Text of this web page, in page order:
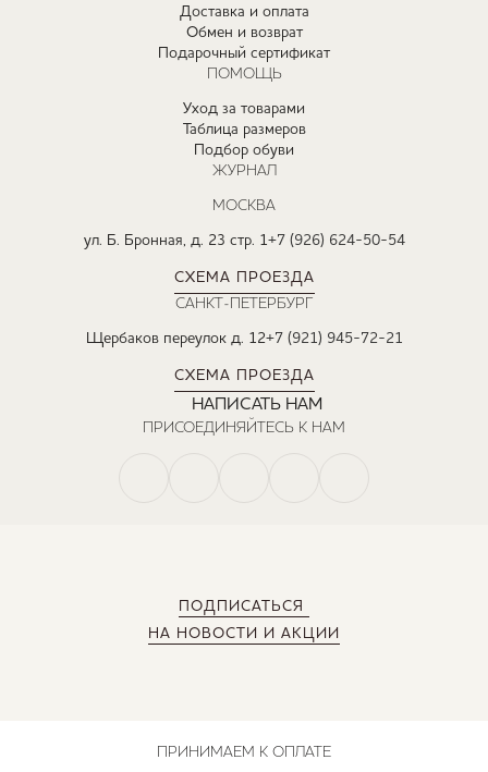
ПОДПИСАТЬСЯ
НА НОВОСТИ И АКЦИИ
Доставка и оплата
Обмен и возврат
Подарочный сертификат
ПОМОЩЬ
Уход за товарами
Таблица размеров
Подбор обуви
ЖУРНАЛ
МОСКВА
ул. Б. Бронная, д. 23 стр. 1+7 (926) 624-50-54
СХЕМА ПРОЕЗДА
САНКТ-ПЕТЕРБУРГ
Щербаков переулок д. 12+7 (921) 945-72-21
СХЕМА ПРОЕЗДА
НАПИСАТЬ НАМ
ПРИСОЕДИНЯЙТЕСЬ К НАМ
ПРИНИМАЕМ К ОПЛАТЕ